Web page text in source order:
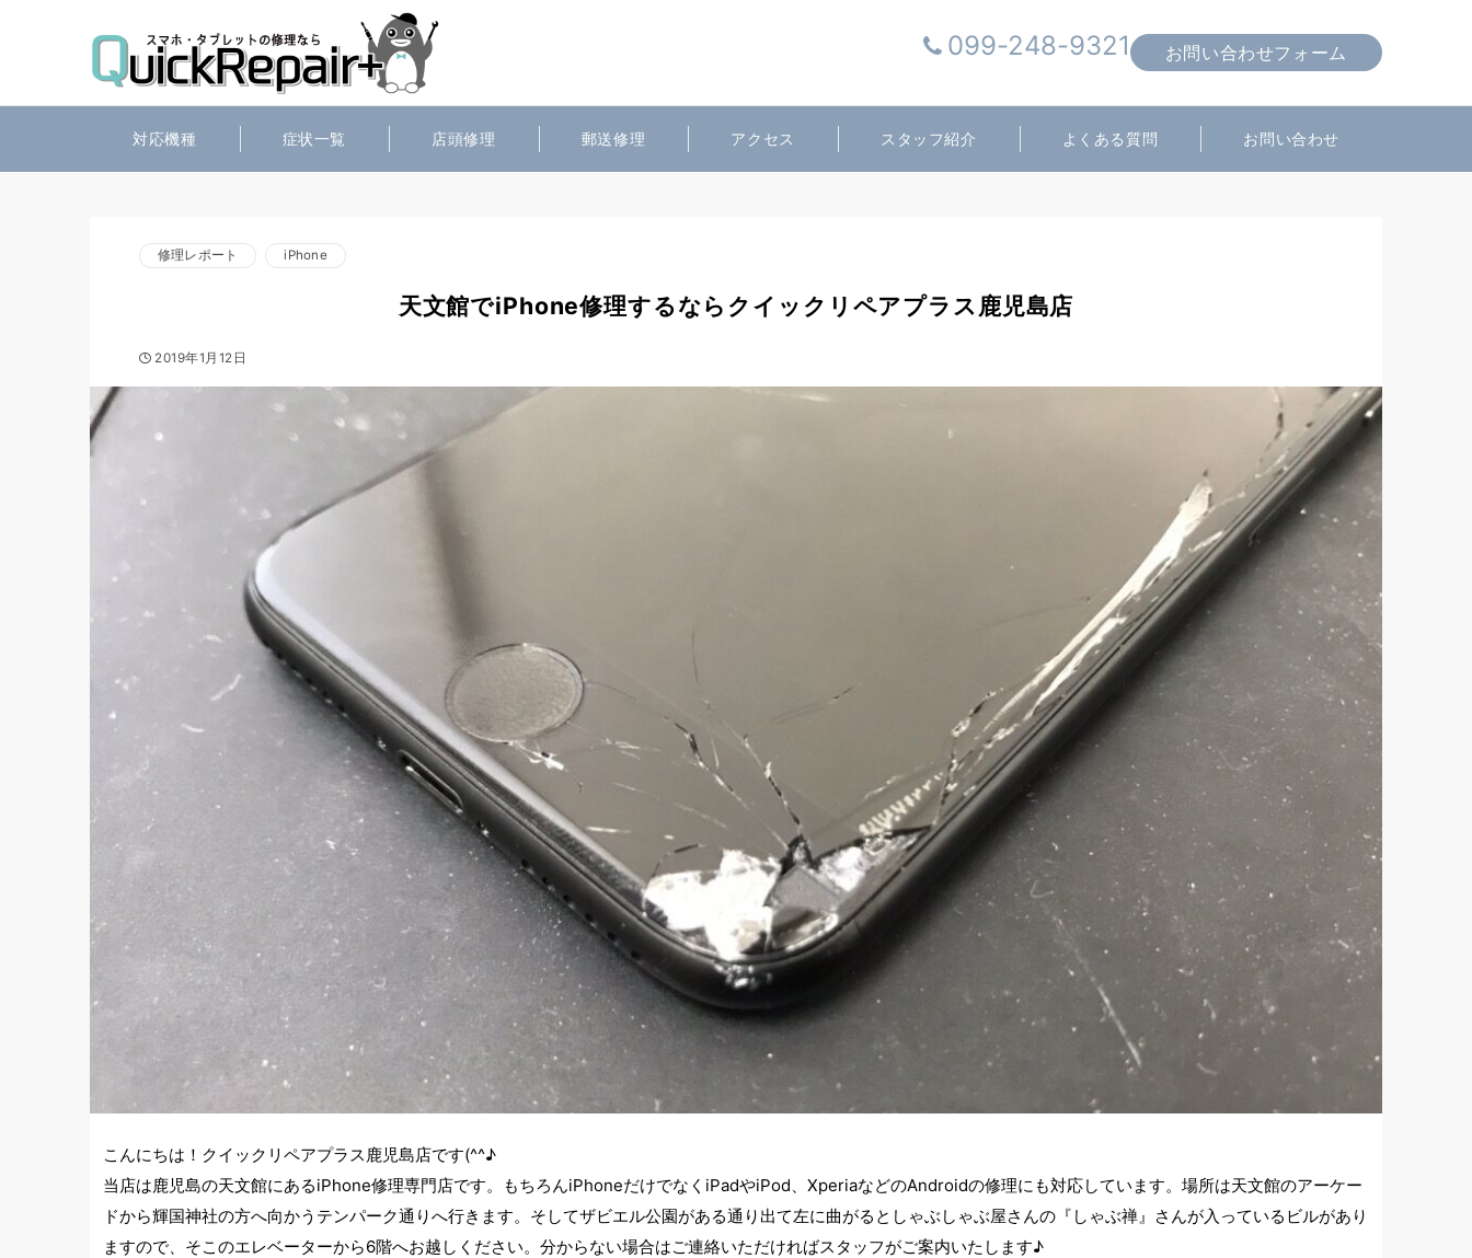
099-248-9321 お問い合わせフォーム
対応機種 症状一覧 店頭修理 郵送修理 アクセス スタッフ紹介 よくある質問 お問い合わせ
修理レポート iPhone
天文館でiPhone修理するならクイックリペアプラス鹿児島店
2019年1月12日
こんにちは！クイックリペアプラス鹿児島店です(^^♪
当店は鹿児島の天文館にあるiPhone修理専門店です。もちろんiPhoneだけでなくiPadやiPod、XperiaなどのAndroidの修理にも対応しています。場所は天文館のアーケー
ドから輝国神社の方へ向かうテンパーク通りへ行きます。そしてザビエル公園がある通り出て左に曲がるとしゃぶしゃぶ屋さんの『しゃぶ禅』さんが入っているビルがあり
ますので、そこのエレベーターから6階へお越しください。分からない場合はご連絡いただければスタッフがご案内いたします♪